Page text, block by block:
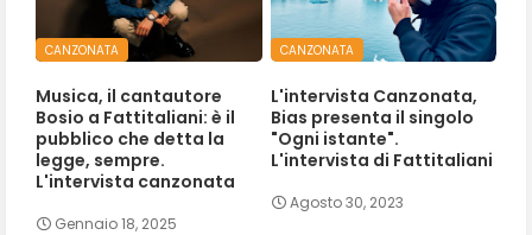
CANZONATA
Musica, il cantautore
Bosio a Fattitaliani: è il
pubblico che detta la
legge, sempre.
L'intervista canzonata
Gennaio 18, 2025
CANZONATA
L'intervista Canzonata,
Bias presenta il singolo
"Ogni istante".
L'intervista di Fattitaliani
Agosto 30, 2023